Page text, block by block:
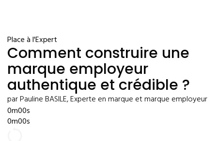
Place à l'Expert
Comment construire une
marque employeur
authentique et crédible ?
par Pauline BASILE, Experte en marque et marque employeur
0m00s
0m00s